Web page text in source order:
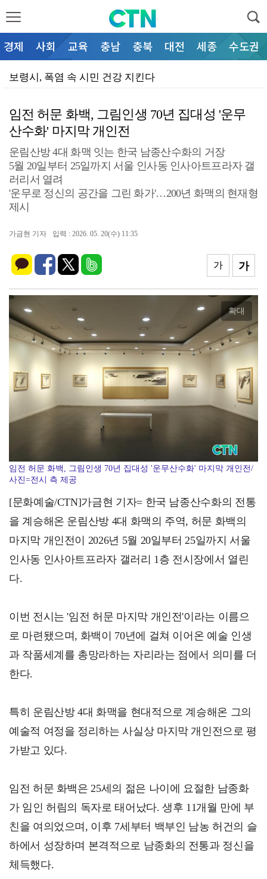
경제 사회 교육 충남 충북 대전 세종 수도권
보령시, 폭염 속 시민 건강 지킨다
더위·화재 이중고 막는다… 이용우 군수, '재난 취약지…
"발로 뛰는 현장 행정"… 공주시, 무더위쉼터·재해위험…
"연습도 실전처럼"… 공주시, 2026 을지연습 준비상…
최원철 공주시장
폭염 특보에 '발로 뛰는 행정'… 아산시, 취약계층·현…
혈세 샐 틈 막는다… 아산시, 공금 관리 실태 전면 재…
"약속을 성과로"… 보령시, 10대 중점 공약 '실행력…
임전 허문 화백, 그림인생 70년 집대성 '운무
산수화' 마지막 개인전
운림산방 4대 화맥 잇는 한국 남종산수화의 거장
5월 20일부터 25일까지 서울 인사동 인사아트프라자 갤
러리서 열려
'운무로 정신의 공간을 그린 화가'…200년 화맥의 현재형
제시
가금현 기자 입력 : 2026. 05. 20(수) 11:35
가
가
확대
임전 허문 화백, 그림인생 70년 집대성 '운무산수화' 마지막 개인전/
사진=전시 측 제공
[문화예술/CTN]가금현 기자= 한국 남종산수화의 전통
을 계승해온 운림산방 4대 화맥의 주역, 허문 화백의
마지막 개인전이 2026년 5월 20일부터 25일까지 서울
인사동 인사아트프라자 갤러리 1층 전시장에서 열린
다.
이번 전시는 '임전 허문 마지막 개인전'이라는 이름으
로 마련됐으며, 화백이 70년에 걸쳐 이어온 예술 인생
과 작품세계를 총망라하는 자리라는 점에서 의미를 더
한다.
특히 운림산방 4대 화맥을 현대적으로 계승해온 그의
예술적 여정을 정리하는 사실상 마지막 개인전으로 평
가받고 있다.
임전 허문 화백은 25세의 젊은 나이에 요절한 남종화
가 임인 허림의 독자로 태어났다. 생후 11개월 만에 부
친을 여의었으며, 이후 7세부터 백부인 남농 허건의 슬
하에서 성장하며 본격적으로 남종화의 전통과 정신을
체득했다.